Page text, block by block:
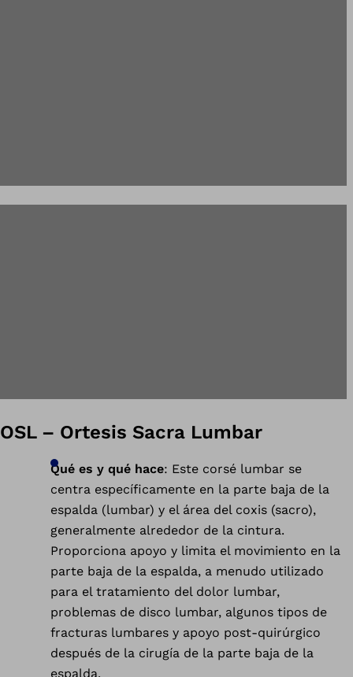
OSL – Ortesis Sacra Lumbar
Qué es y qué hace: Este corsé lumbar se
centra específicamente en la parte baja de la
espalda (lumbar) y el área del coxis (sacro),
generalmente alrededor de la cintura.
Proporciona apoyo y limita el movimiento en la
parte baja de la espalda, a menudo utilizado
para el tratamiento del dolor lumbar,
problemas de disco lumbar, algunos tipos de
fracturas lumbares y apoyo post-quirúrgico
después de la cirugía de la parte baja de la
espalda.